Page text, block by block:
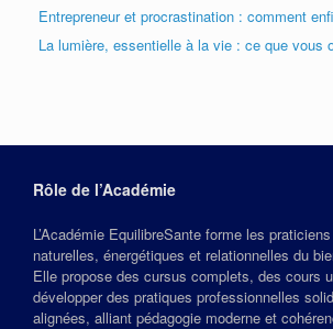
Entrepreneur et procrastination : comment
La lumière, essentielle à la vie : ce que vous
Rôle de l’Académie
L’Académie EquilibreSante forme les
naturelles, énergétiques et relationnelles du
Elle propose des cursus complets, des cours
développer des pratiques professionnelles
alignées, alliant pédagogie moderne et